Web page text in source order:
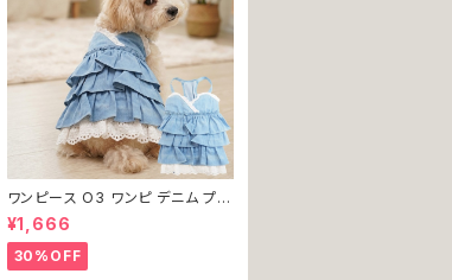
ワンピース O3 ワンピ デニム プリ
ーツ レース 女の子 犬 犬服 小型
猫 服 洋服 ペット dog ドッグウェ
ア おしゃれ かわいい 返品交換不
可
¥1,666
30%OFF